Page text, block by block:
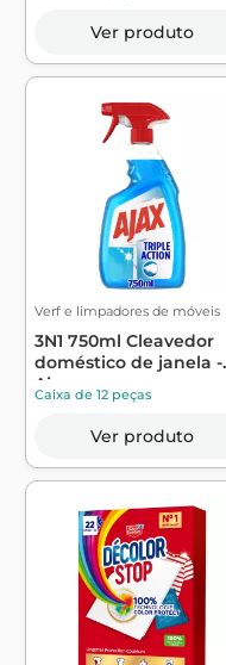
Ver produto
Verf e limpadores de móveis
3N1 750ml Cleavedor
doméstico de janela -
Ajax
Caixa de 12 peças
Ver produto